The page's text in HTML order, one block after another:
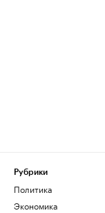
Рубрики
Политика
Экономика